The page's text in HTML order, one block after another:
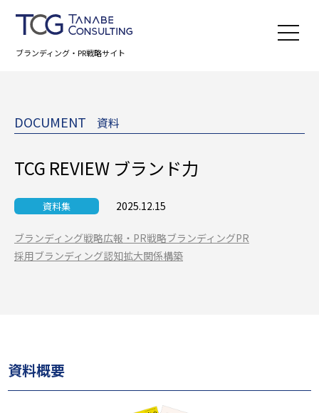
ブランディング・PR戦略サイト
DOCUMENT 資料
TCG REVIEW ブランド力
資料集 2025.12.15
ブランディング戦略広報・PR戦略ブランディングPR
採用ブランディング認知拡大関係構築
資料概要